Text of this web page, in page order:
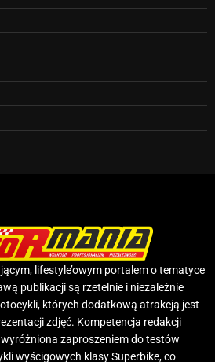
lifestyle’owym portalem o tematyce
publikacji są rzetelnie i niezależnie
których dodatkową atrakcją jest
zdjęć. Kompetencja redakcji
zaproszeniem do testów
wyścigowych klasy Superbike, co